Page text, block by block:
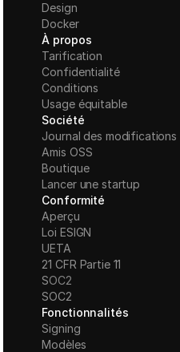
Design
Docker
À propos
Tarification
Confidentialité
Conditions
Usage équitable
Société
Journal des modifications
Amis OSS
Boutique
Lancer une startup
Conformité
Aperçu
Loi ESIGN
UETA
21 CFR Partie 11
SOC2
SOC2
Fonctionnalités
Signing
Modèles